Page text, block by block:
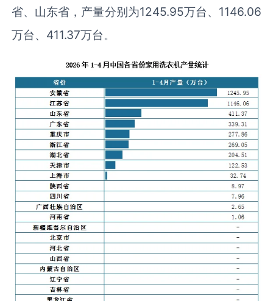
省、山东省，产量分别为1245.95万台、1146.06
万台、411.37万台。